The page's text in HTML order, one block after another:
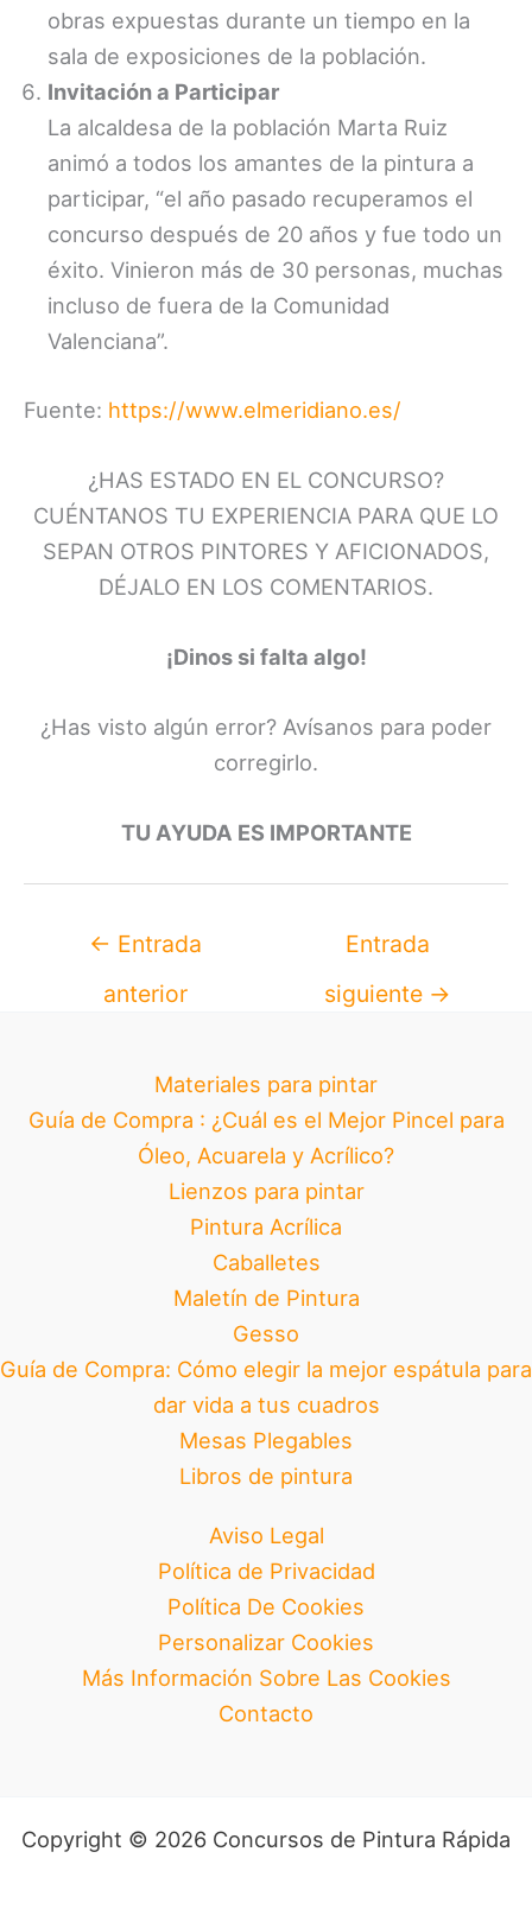
obras expuestas durante un tiempo en la
sala de exposiciones de la población.
Invitación a Participar
La alcaldesa de la población Marta Ruiz
animó a todos los amantes de la pintura a
participar, “el año pasado recuperamos el
concurso después de 20 años y fue todo un
éxito. Vinieron más de 30 personas, muchas
incluso de fuera de la Comunidad
Valenciana”.
Fuente: https://www.elmeridiano.es/
¿HAS ESTADO EN EL CONCURSO?
CUÉNTANOS TU EXPERIENCIA PARA QUE LO
SEPAN OTROS PINTORES Y AFICIONADOS,
DÉJALO EN LOS COMENTARIOS.
¡Dinos si falta algo!
¿Has visto algún error? Avísanos para poder
corregirlo.
TU AYUDA ES IMPORTANTE
← Entrada
anterior
Entrada
siguiente →
Materiales para pintar
Guía de Compra : ¿Cuál es el Mejor Pincel para
Óleo, Acuarela y Acrílico?
Lienzos para pintar
Pintura Acrílica
Caballetes
Maletín de Pintura
Gesso
Guía de Compra: Cómo elegir la mejor espátula para
dar vida a tus cuadros
Mesas Plegables
Libros de pintura
Aviso Legal
Política de Privacidad
Política De Cookies
Personalizar Cookies
Más Información Sobre Las Cookies
Contacto
Copyright © 2026 Concursos de Pintura Rápida